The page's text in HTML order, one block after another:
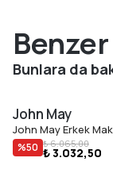
kullanımlarda
Türkiye’de
kaliteli işçiliği, doğal
uyum sağlayarak
Ürün Özellikleri
%100 doğal sığır
Bunlara da
John May
John May Erkek
%50 ₺ 6.065,00
₺ 3.032,50